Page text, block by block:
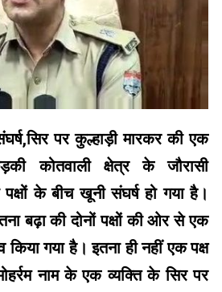
पर कुल्हाड़ी मारकर की एक
कोतवाली क्षेत्र के जौरासी
के बीच खूनी संघर्ष हो गया है।
बढ़ा की दोनों पक्षों की ओर से एक
गया है। इतना ही नहीं एक पक्ष
नाम के एक व्यक्ति के सिर पर